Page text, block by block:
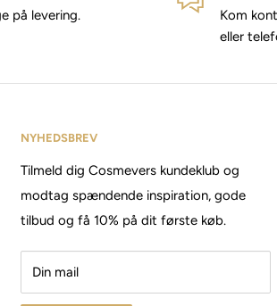
på levering.
Kom
eller
NYHEDSBREV
Tilmeld dig Cosmevers kundeklub og
modtag spændende inspiration, gode
tilbud og få 10% på dit første køb.
Din mail